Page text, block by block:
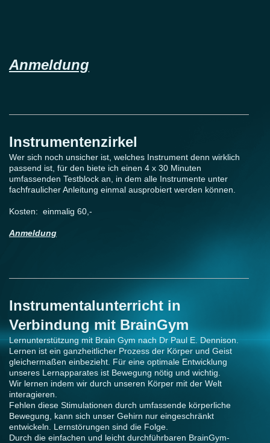
Anmeldung
Instrumentenzirkel
Wer sich noch unsicher ist, welches Instrument denn wirklich
passend ist, für den biete ich einen 4 x 30 Minuten
umfassenden Testblock an, in dem alle Instrumente unter
fachfraulicher Anleitung einmal ausprobiert werden können.
Kosten: einmalig 60,-
Anmeldung
Instrumentalunterricht in
Verbindung mit BrainGym
Lernunterstützung mit Brain Gym nach Dr Paul E. Dennison.
Lernen ist ein ganzheitlicher Prozess der Körper und Geist
gleichermaßen einbezieht. Für eine optimale Entwicklung
unseres Lernapparates ist Bewegung nötig und wichtig.
Wir lernen indem wir durch unseren Körper mit der Welt
interagieren.
Fehlen diese Stimulationen durch umfassende körperliche
Bewegung, kann sich unser Gehirn nur eingeschränkt
entwickeln. Lernstörungen sind die Folge.
Durch die einfachen und leicht durchführbaren BrainGym-